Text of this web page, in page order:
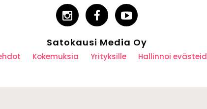
Satokausi Media Oy
Kokemuksia Yrityksille Hallinnoi